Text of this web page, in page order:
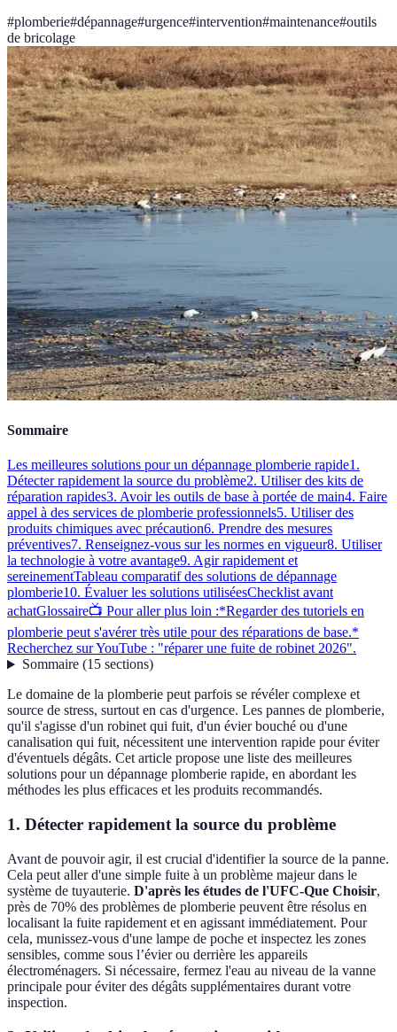
#plomberie#dépannage#urgence#intervention#maintenance#outils
de bricolage
Sommaire
Les meilleures solutions pour un dépannage plomberie rapide1.
Détecter rapidement la source du problème2. Utiliser des kits de
réparation rapides3. Avoir les outils de base à portée de main4. Faire
appel à des services de plomberie professionnels5. Utiliser des
produits chimiques avec précaution6. Prendre des mesures
préventives7. Renseignez-vous sur les normes en vigueur8. Utiliser
la technologie à votre avantage9. Agir rapidement et
sereinementTableau comparatif des solutions de dépannage
plomberie10. Évaluer les solutions utiliséesChecklist avant
achatGlossaire📺 Pour aller plus loin :*Regarder des tutoriels en
plomberie peut s'avérer très utile pour des réparations de base.*
Recherchez sur YouTube : "réparer une fuite de robinet 2026".
Sommaire(15 sections)
Le domaine de la plomberie peut parfois se révéler complexe et
source de stress, surtout en cas d'urgence. Les pannes de plomberie,
qu'il s'agisse d'un robinet qui fuit, d'un évier bouché ou d'une
canalisation qui fuit, nécessitent une intervention rapide pour éviter
d'éventuels dégâts. Cet article propose une liste des meilleures
solutions pour un dépannage plomberie rapide, en abordant les
méthodes les plus efficaces et les produits recommandés.
1. Détecter rapidement la source du problème
Avant de pouvoir agir, il est crucial d'identifier la source de la panne.
Cela peut aller d'une simple fuite à un problème majeur dans le
système de tuyauterie. D'après les études de l'UFC-Que Choisir,
près de 70% des problèmes de plomberie peuvent être résolus en
localisant la fuite rapidement et en agissant immédiatement. Pour
cela, munissez-vous d'une lampe de poche et inspectez les zones
sensibles, comme sous l’évier ou derrière les appareils
électroménagers. Si nécessaire, fermez l'eau au niveau de la vanne
principale pour éviter des dégâts supplémentaires durant votre
inspection.